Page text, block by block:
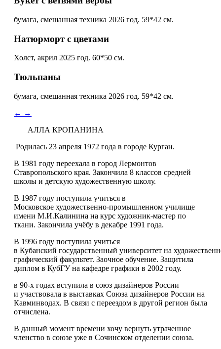
бумага, смешанная техника 2026 год. 59*42 см.
Натюрморт с цветами
Холст, акрил 2025 год. 60*50 см.
Тюльпаны
бумага, смешанная техника 2026 год. 59*42 см.
← →
АЛЛА КРОПАНИНА
Родилась 23 апреля 1972 года в городе Курган.
В 1981 году переехала в город Лермонтов
Ставропольского края. Закончила 8 классов средней
школы и детскую художественную школу.
В 1987 году поступила учиться в
Московское художественно-промышленном училище
имени М.И.Калинина на курс художник-мастер по
ткани. Закончила учёбу в декабре 1991 года.
В 1996 году поступила учиться
в Кубанский государственный университет на
графический факультет. Заочное обучение. Защитила
диплом в КубГУ на кафедре графики в 2002 году.
в 90-х годах вступила в союз дизайнеров России
и участвовала в выставках Союза дизайнеров России на
Кавминводах. В связи с переездом в другой регион была
отчислена.
В данный момент времени хочу вернуть утраченное
членство в союзе уже в Сочинском отделении союза.